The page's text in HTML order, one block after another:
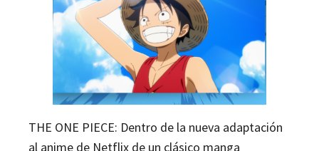
THE ONE PIECE: Dentro de la nueva adaptación
al anime de Netflix de un clásico manga